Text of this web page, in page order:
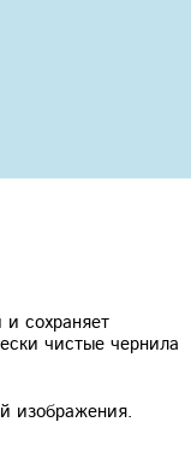
и сохраняет
чистые чернила
изображения.